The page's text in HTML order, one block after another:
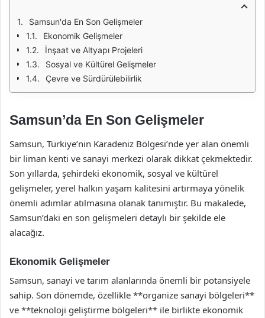
Samsun'da En Son Gelişmeler
Ekonomik Gelişmeler
İnşaat ve Altyapı Projeleri
Sosyal ve Kültürel Gelişmeler
Çevre ve Sürdürülebilirlik
Samsun’da En Son Gelişmeler
Samsun, Türkiye’nin Karadeniz Bölgesi’nde yer alan önemli
bir liman kenti ve sanayi merkezi olarak dikkat çekmektedir.
Son yıllarda, şehirdeki ekonomik, sosyal ve kültürel
gelişmeler, yerel halkın yaşam kalitesini artırmaya yönelik
önemli adımlar atılmasına olanak tanımıştır. Bu makalede,
Samsun’daki en son gelişmeleri detaylı bir şekilde ele
alacağız.
Ekonomik Gelişmeler
Samsun, sanayi ve tarım alanlarında önemli bir potansiyele
sahip. Son dönemde, özellikle **organize sanayi bölgeleri**
ve **teknoloji geliştirme bölgeleri** ile birlikte ekonomik